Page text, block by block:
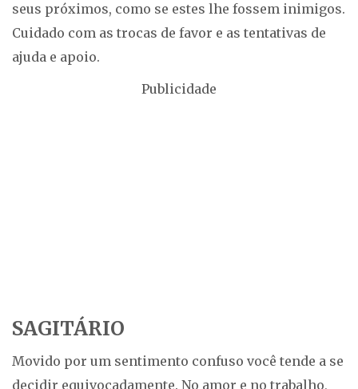
seus próximos, como se estes lhe fossem inimigos.
Cuidado com as trocas de favor e as tentativas de
ajuda e apoio.
Publicidade
SAGITÁRIO
Movido por um sentimento confuso você tende a se
decidir equivocadamente. No amor e no trabalho,